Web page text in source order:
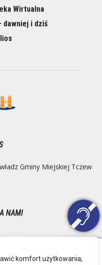
komfort użytkowania,
Wirtualna
dawniej i dziś
Gminy Miejskiej Tczew
NAMI